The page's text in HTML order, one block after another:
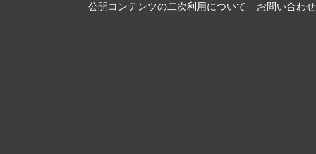
公開コンテンツの二次利用について
お問い合わせ